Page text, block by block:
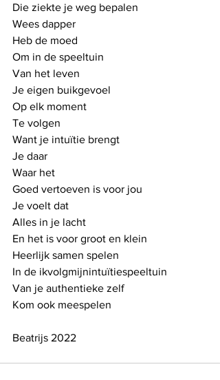
Die ziekte je weg bepalen
Wees dapper
Heb de moed
Om in de speeltuin
Van het leven
Je eigen buikgevoel
Op elk moment
Te volgen
Want je intuïtie brengt
Je daar
Waar het
Goed vertoeven is voor jou
Je voelt dat
Alles in je lacht
En het is voor groot en klein
Heerlijk samen spelen
In de ikvolgmijnintuïtiespeeltuin
Van je authentieke zelf
Kom ook meespelen
Beatrijs 2022